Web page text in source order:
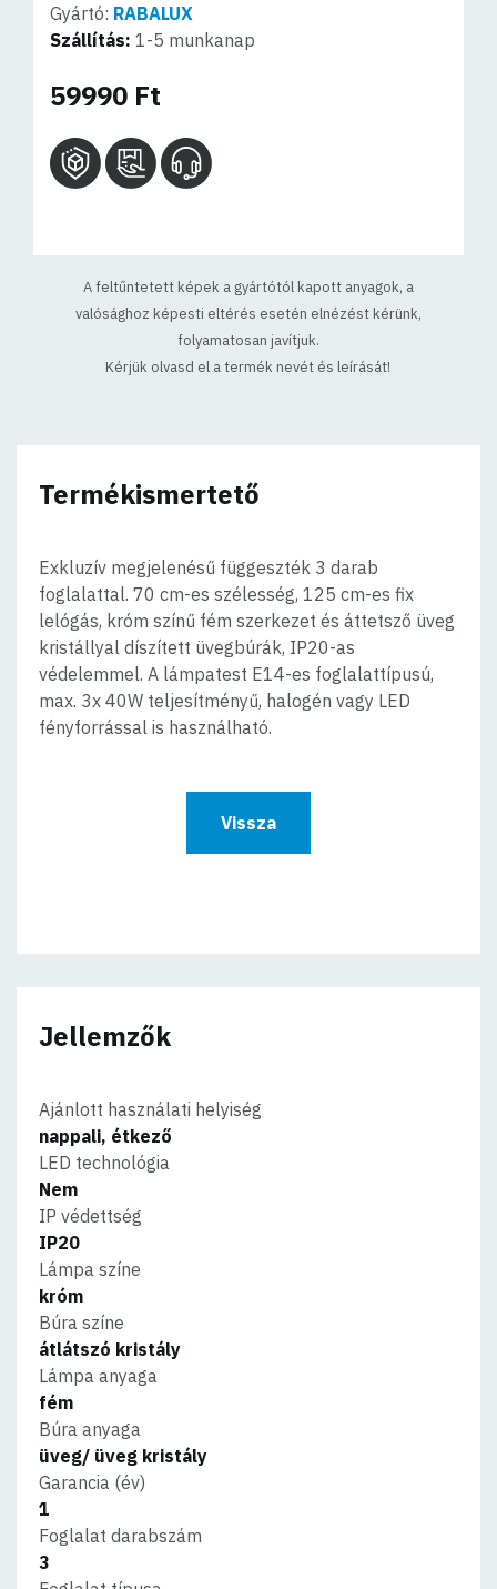
Gyártó: RABALUX
Szállítás: 1-5 munkanap
59990 Ft
A feltűntetett képek a gyártótól kapott anyagok, a
valósághoz képesti eltérés esetén elnézést kérünk,
folyamatosan javítjuk.
Kérjük olvasd el a termék nevét és leírását!
Termékismertető
Exkluzív megjelenésű függeszték 3 darab
foglalattal. 70 cm-es szélesség, 125 cm-es fix
lelógás, króm színű fém szerkezet és áttetsző üveg
kristállyal díszített üvegbúrák, IP20-as
védelemmel. A lámpatest E14-es foglalattípusú,
max. 3x 40W teljesítményű, halogén vagy LED
fényforrással is használható.
Vissza
Jellemzők
Ajánlott használati helyiség
nappali, étkező
LED technológia
Nem
IP védettség
IP20
Lámpa színe
króm
Búra színe
átlátszó kristály
Lámpa anyaga
fém
Búra anyaga
üveg/ üveg kristály
Garancia (év)
1
Foglalat darabszám
3